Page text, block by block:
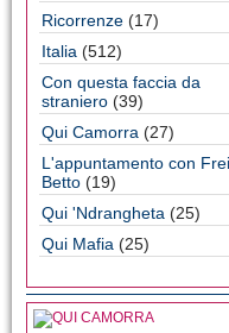
Ricorrenze (17)
Italia (512)
Con questa faccia da
straniero (39)
Qui Camorra (27)
L'appuntamento con Frei
Betto (19)
Qui 'Ndrangheta (25)
Qui Mafia (25)